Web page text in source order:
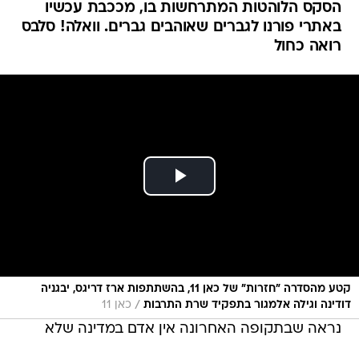
הסקס הלוהטות המתרחשות בו, מככבת עכשיו
באתרי פורנו לגברים שאוהבים גברים. וואלה! סלבס
רואה כחול
קטע מהסדרה "חזרות" של כאן 11, בהשתתפות ארז דריגס, יבגניה
דודינה וגילה אלמגור בתפקיד שרת התרבות / כאן 11
נראה שבתקופה האחרונה אין אדם במדינה שלא